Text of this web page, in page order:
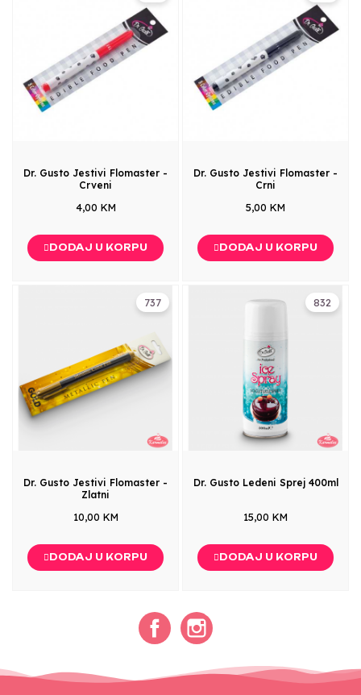
Dr. Gusto Jestivi Flomaster -
Crveni
4,00 KM
DODAJ U KORPU
Dr. Gusto Jestivi Flomaster -
Crni
5,00 KM
DODAJ U KORPU
737
Dr. Gusto Jestivi Flomaster -
Zlatni
10,00 KM
DODAJ U KORPU
832
Dr. Gusto Ledeni Sprej 400ml
15,00 KM
DODAJ U KORPU
Facebook